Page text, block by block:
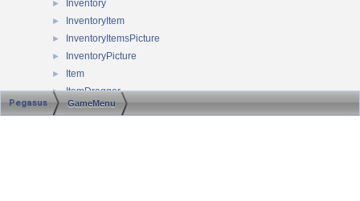
► Inventory
► InventoryItem
► InventoryItemsPicture
► InventoryPicture
► Item
► ItemDragger
► ItemExtraEntry
Pegasus GameMenu